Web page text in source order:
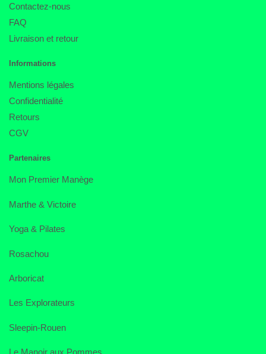
Contactez-nous
FAQ
Livraison et retour
Informations
Mentions légales
Confidentialité
Retours
CGV
Partenaires
Mon Premier Manège
Marthe & Victoire
Yoga & Pilates
Rosachou
Arboricat
Les Explorateurs
Sleepin-Rouen